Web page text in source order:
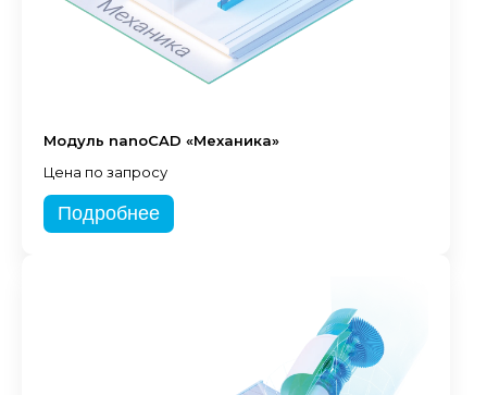
Модуль nanoCAD «Механика»
Цена по запросу
Подробнее